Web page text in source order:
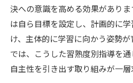
決への意識を高める効果があり
は自ら目標を設定し、計画的に
け、主体的に学習に向かう姿勢
では、こうした習熟度別指導を
自主性を引き出す取り組みが一層